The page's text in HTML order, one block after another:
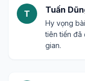
T Tuấn
Hy vọng
tiên tiến đã
gian.